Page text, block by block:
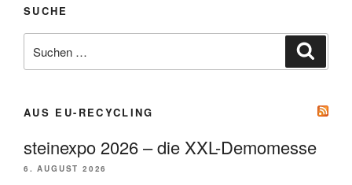
SUCHE
nach:
AUS EU-RECYCLING
steinexpo 2026 – die XXL-Demomesse
6. AUGUST 2026